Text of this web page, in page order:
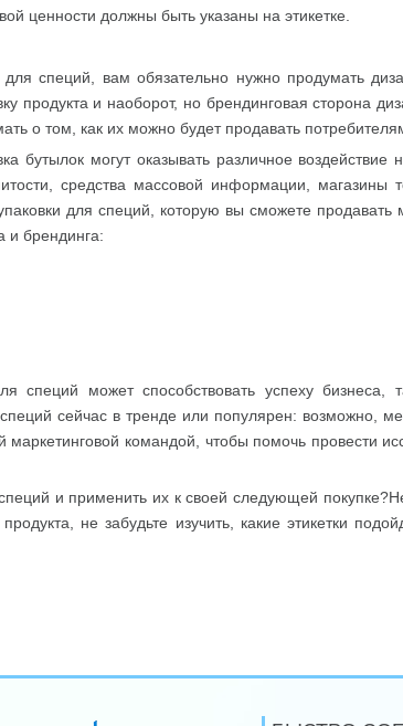
ценности должны быть указаны на этикетке.
специй, вам обязательно нужно продумать
продукта и наоборот, но брендинговая сторона
о том, как их можно будет продавать
могут оказывать различное
средства массовой информации,
для специй, которую вы сможете
и брендинга:
специй может способствовать успеху бизнеса,
сейчас в тренде или популярен: возможно,
командой, чтобы помочь провести
и применить их к своей следующей
не забудьте изучить, какие этикетки